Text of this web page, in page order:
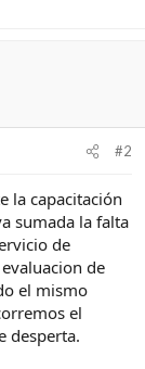
#2
la capacitación
sumada la falta
de
de
el mismo
el
desperta.